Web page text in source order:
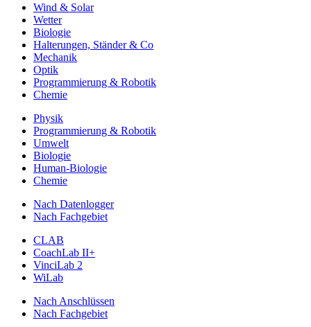
Wind & Solar
Wetter
Biologie
Halterungen, Ständer & Co
Mechanik
Optik
Programmierung & Robotik
Chemie
Physik
Programmierung & Robotik
Umwelt
Biologie
Human-Biologie
Chemie
Nach Datenlogger
Nach Fachgebiet
CLAB
CoachLab II+
VinciLab 2
WiLab
Nach Anschlüssen
Nach Fachgebiet